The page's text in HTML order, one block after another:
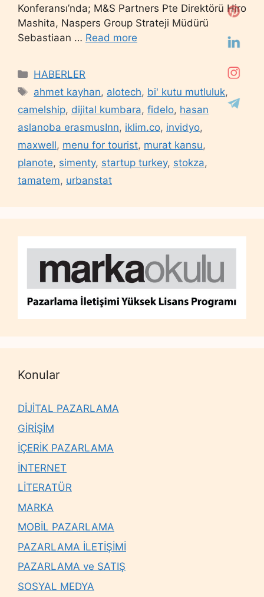
Konferansı’nda; M&S Partners Pte Direktörü Hiro
Mashita, Naspers Group Strateji Müdürü
Sebastiaan … Read more
Categories
HABERLER
Tags
ahmet kayhan, alotech, bi' kutu mutluluk,
camelship, dijital kumbara, fidelo, hasan
aslanoba erasmusInn, iklim.co, invidyo,
maxwell, menu for tourist, murat kansu,
planote, simenty, startup turkey, stokza,
tamatem, urbanstat
Konular
DİJİTAL PAZARLAMA
GİRİŞİM
İÇERİK PAZARLAMA
İNTERNET
LİTERATÜR
MARKA
MOBİL PAZARLAMA
PAZARLAMA İLETİŞİMİ
PAZARLAMA ve SATIŞ
SOSYAL MEDYA